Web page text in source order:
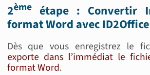
2èmeétape : Convertir
format Word avec ID2Office
Dès que vous enregistrez le
exporte dans l’immédiat le
format Word.